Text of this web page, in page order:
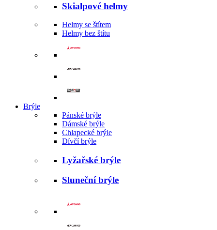
Skialpové helmy
Helmy se štítem
Helmy bez štítu
Brýle
Pánské brýle
Dámské brýle
Chlapecké brýle
Dívčí brýle
Lyžařské brýle
Sluneční brýle